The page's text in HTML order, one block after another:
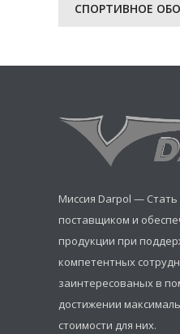
СПОРТИВНОЕ
Миссия Darpol —
поставщиком и
продукции при
компетентных
заинтересованых в
достижении
стоимости для них.